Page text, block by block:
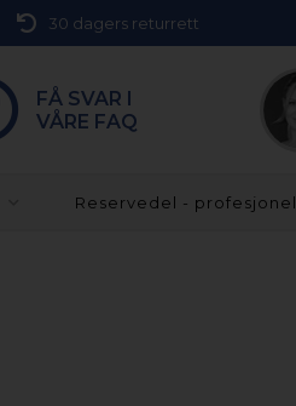
30 dagers returrett
FÅ SVAR I
VÅRE FAQ
Reservedel - profesjonel